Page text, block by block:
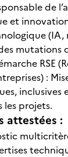
de
et
(IA,
mutations
RSE
:
inclusives
les projets.
attestées :